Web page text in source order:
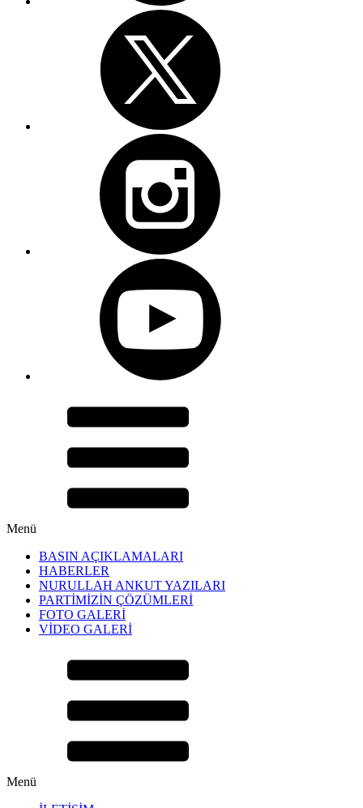
Menü
BASIN AÇIKLAMALARI
HABERLER
NURULLAH ANKUT YAZILARI
PARTİMİZİN ÇÖZÜMLERİ
FOTO GALERİ
VİDEO GALERİ
Menü